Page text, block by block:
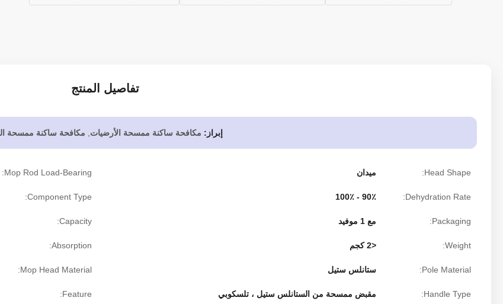
تفاصيل المنتج
إبراز: مكافحة ساكنة ممسحة الأرضيات مكافحة ساكنة ممسحة
Head Shape: ميدان Mop Rod Load-Bearing:
Dehydration Rate: 90٪ - 100٪ Component Type:
Packaging: مع 1 موفيد Capacity:
Weight: <2 كجم Absorption:
Pole Material: ستانلس ستيل Mop Head Material:
Handle Type: مقبض ممسحة من الستانلس ستيل ، تلسكوبي Feature: